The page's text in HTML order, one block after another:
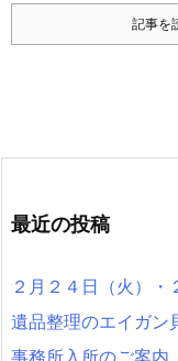
記事を
最近の投稿
２月２４日（火）
遺品整理のエイガン
事務所入所のご案内